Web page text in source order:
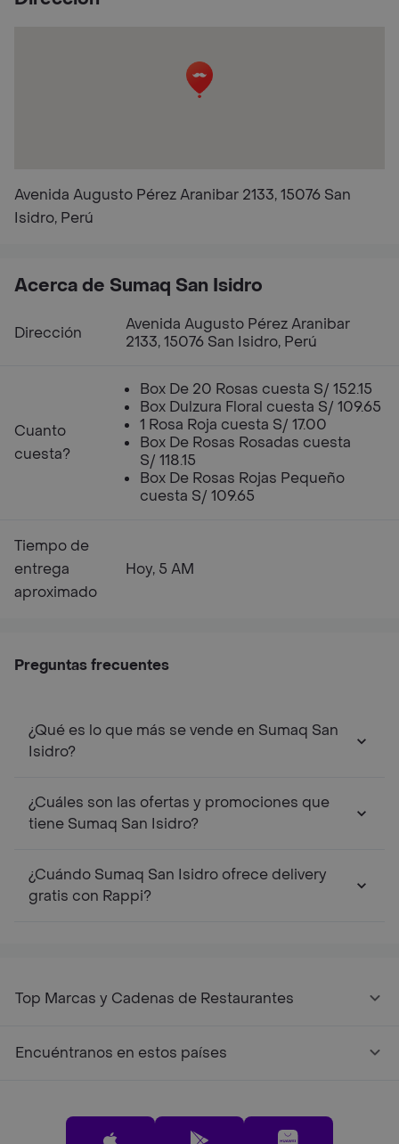
Avenida Augusto Pérez Aranibar 2133, 15076 San
Isidro, Perú
Acerca de Sumaq San Isidro
Dirección
Avenida Augusto Pérez Aranibar
2133, 15076 San Isidro, Perú
Cuanto
cuesta?
Box De 20 Rosas cuesta S/ 152.15
Box Dulzura Floral cuesta S/ 109.65
1 Rosa Roja cuesta S/ 17.00
Box De Rosas Rosadas cuesta
S/ 118.15
Box De Rosas Rojas Pequeño
cuesta S/ 109.65
Tiempo de
entrega
aproximado
Hoy, 5 AM
Preguntas frecuentes
¿Qué es lo que más se vende en Sumaq San
Isidro?
¿Cuáles son las ofertas y promociones que
tiene Sumaq San Isidro?
¿Cuándo Sumaq San Isidro ofrece delivery
gratis con Rappi?
Top Marcas y Cadenas de Restaurantes
Encuéntranos en estos países